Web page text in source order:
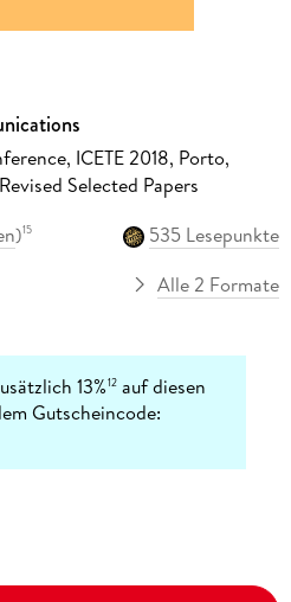
ICETE 2018, Porto,
Selected Papers
)15
535 Lesepunkte
Alle 2 Formate
13%12 auf diesen
Gutscheincode: